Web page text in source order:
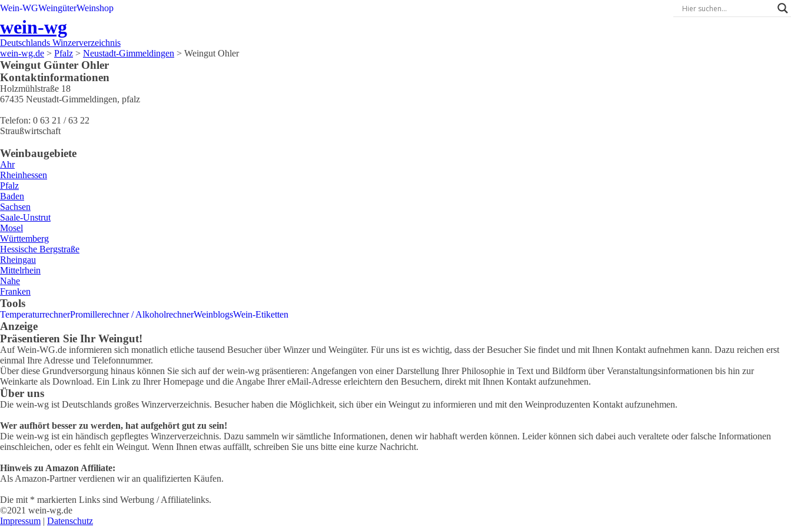
Wein-WGWeingüterWeinshop
wein-wg
Deutschlands Winzerverzeichnis
wein-wg.de > Pfalz > Neustadt-Gimmeldingen > Weingut Ohler
Weingut Günter Ohler
Kontaktinformationen
Holzmühlstraße 18
67435 Neustadt-Gimmeldingen, pfalz
Telefon: 0 63 21 / 63 22
Straußwirtschaft
Weinbaugebiete
Ahr
Rheinhessen
Pfalz
Baden
Sachsen
Saale-Unstrut
Mosel
Württemberg
Hessische Bergstraße
Rheingau
Mittelrhein
Nahe
Franken
Tools
TemperaturrechnerPromillerechner / AlkoholrechnerWeinblogsWein-Etiketten
Anzeige
Präsentieren Sie Ihr Weingut!
Auf Wein-WG.de informieren sich monatlich etliche tausend Besucher über Winzer und Weingüter. Für uns ist es wichtig, dass der Besucher Sie findet und mit Ihnen Kontakt aufnehmen kann. Dazu reichen erst
einmal Ihre Adresse und Telefonnummer.
Über diese Grundversorgung hinaus können Sie sich auf der wein-wg präsentieren: Angefangen von einer Darstellung Ihrer Philosophie in Text und Bildform über Veranstaltungsinformationen bis hin zur
Weinkarte als Download. Ein Link zu Ihrer Homepage und die Angabe Ihrer eMail-Adresse erleichtern den Besuchern, direkt mit Ihnen Kontakt aufzunehmen.
Über uns
Die wein-wg ist Deutschlands großes Winzerverzeichnis. Besucher haben die Möglichkeit, sich über ein Weingut zu informieren und mit den Weinproduzenten Kontakt aufzunehmen.
Wer aufhört besser zu werden, hat aufgehört gut zu sein!
Die wein-wg ist ein händisch gepflegtes Winzerverzeichnis. Dazu sammeln wir sämtliche Informationen, denen wir habhaft werden können. Leider können sich dabei auch veraltete oder falsche Informationen
einschleichen, oder es fehlt ein Weingut. Wenn Ihnen etwas auffällt, schreiben Sie uns bitte eine kurze Nachricht.
Hinweis zu Amazon Affiliate:
Als Amazon-Partner verdienen wir an qualifizierten Käufen.
Die mit * markierten Links sind Werbung / Affiliatelinks.
©2021 wein-wg.de
Impressum | Datenschutz